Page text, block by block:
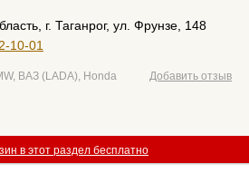
г. Таганрог, ул. Фрунзе, 148
10-01
ВАЗ (LADA), Honda Добавить отзыв
в этот раздел бесплатно